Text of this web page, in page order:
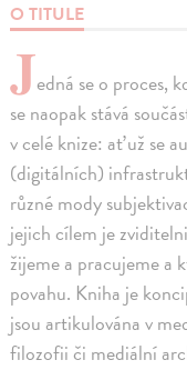
O TITULE
Jedná se o proces,
se naopak stává
v celé knize: ať už se
(digitálních)
různé mody
jejich cílem je
žijeme a pracujeme a
povahu. Kniha je
jsou artikulována v
filozofii či mediální